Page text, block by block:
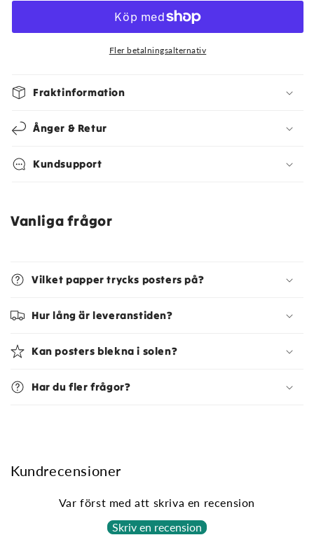
Retroposter
Fler betalningsalternativ
Fraktinformation
Ånger & Retur
Kundsupport
Vanliga frågor
Vilket papper trycks posters på?
Hur lång är leveranstiden?
Kan posters blekna i solen?
Har du fler frågor?
Kundrecensioner
Var först med att skriva en recension
Skriv en recension